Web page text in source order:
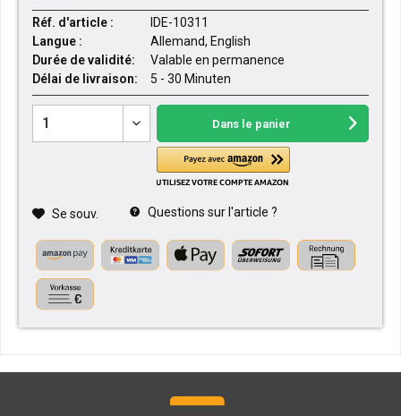
Réf. d'article :
IDE-10311
Langue :
Allemand, English
Durée de validité:
Valable en permanence
Délai de livraison:
5 - 30 Minuten
Dans le panier
Se souv. Questions sur l'article ?